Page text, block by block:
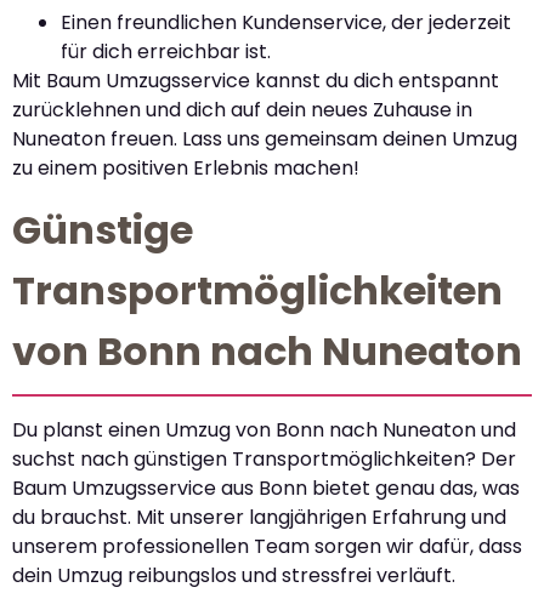
Einen freundlichen Kundenservice, der jederzeit
für dich erreichbar ist.
Mit Baum Umzugsservice kannst du dich entspannt
zurücklehnen und dich auf dein neues Zuhause in
Nuneaton freuen. Lass uns gemeinsam deinen Umzug
zu einem positiven Erlebnis machen!
Günstige
Transportmöglichkeiten
von Bonn nach Nuneaton
Du planst einen Umzug von Bonn nach Nuneaton und
suchst nach günstigen Transportmöglichkeiten? Der
Baum Umzugsservice aus Bonn bietet genau das, was
du brauchst. Mit unserer langjährigen Erfahrung und
unserem professionellen Team sorgen wir dafür, dass
dein Umzug reibungslos und stressfrei verläuft.